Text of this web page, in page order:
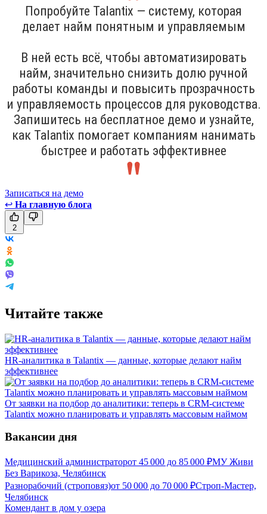
Попробуйте Talantix — систему, которая
делает найм понятным и управляемым
В ней есть всё, чтобы автоматизировать
найм, значительно снизить долю ручной
работы команды и повысить прозрачность
и управляемость процессов для руководства.
Запишитесь на бесплатное демо и узнайте,
как Talantix помогает компаниям нанимать
быстрее и работать эффективнее
Записаться на демо
↩ На главную блога
2
Читайте также
HR-аналитика в Talantix — данные, которые делают найм
эффективнее
От заявки на подбор до аналитики: теперь в CRM-системе
Talantix можно планировать и управлять массовым наймом
Вакансии дня
Медицинский администраторот 45 000 до 85 000 ₽МУ Живи
Без Варикоза, Челябинск
Разнорабочий (строповяз)от 50 000 до 70 000 ₽Строп-Мастер,
Челябинск
Комендант в дом у озера